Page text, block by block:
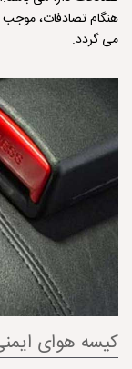
هنگام تصادفات،
می گردد.
كیسه هوای